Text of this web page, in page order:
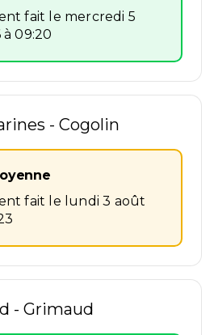
fait le mercredi 5
09:20
- Cogolin
fait le lundi 3 août
- Grimaud